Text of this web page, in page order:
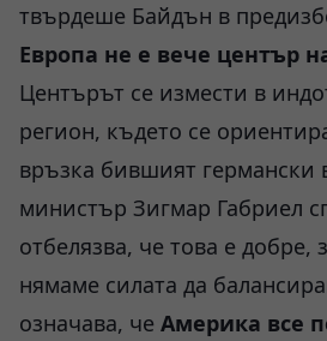
твърдеше Байдън в
Европа не е вече център
Центърът се измести в
регион, където се
връзка бившият германски
министър Зигмар Габриел
отбелязва, че това е добре,
нямаме силата да
означава, че Америка все